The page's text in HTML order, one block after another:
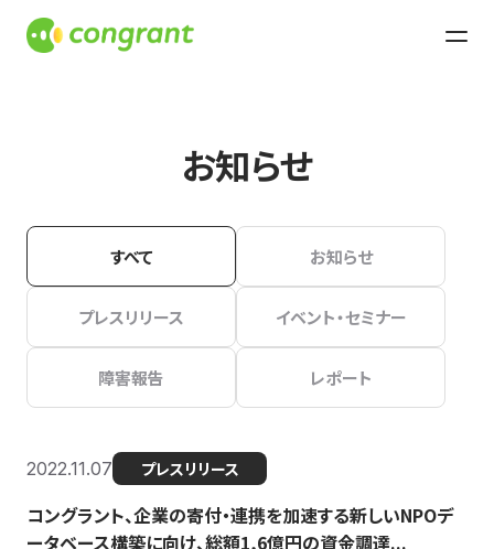
お知らせ
すべて お知らせ
プレスリリース イベント・セミナー
障害報告 レポート
2022.11.07 プレスリリース
コングラント、企業の寄付・連携を加速する新しいNPOデ
ータベース構築に向け、総額1,6億円の資金調達...